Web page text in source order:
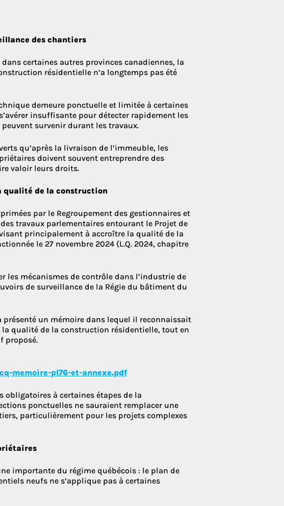
des chantiers
certaines autres provinces canadiennes, la
résidentielle n’a longtemps pas été
demeure ponctuelle et limitée à certaines
insuffisante pour détecter rapidement les
survenir durant les travaux.
qu’après la livraison de l’immeuble, les
doivent souvent entreprendre des
valoir leurs droits.
qualité de la construction
par le Regroupement des gestionnaires et
travaux parlementaires entourant le Projet de
principalement à accroître la qualité de la
le 27 novembre 2024 (L.Q. 2024, chapitre
les mécanismes de contrôle dans l’industrie de
de surveillance de la Régie du bâtiment du
présenté un mémoire dans lequel il reconnaissait
qualité de la construction résidentielle, tout en
proposé.
memoire-pl76-et-annexe.pdf
à certaines étapes de la
ponctuelles ne sauraient remplacer une
particulièrement pour les projets complexes
importante du régime québécois : le plan de
neufs ne s’applique pas à certaines